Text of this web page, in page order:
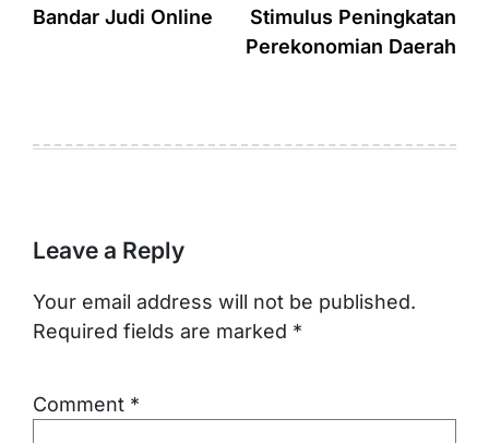
Bandar Judi Online
Stimulus Peningkatan
Perekonomian Daerah
Leave a Reply
Your email address will not be published.
Required fields are marked *
Comment *